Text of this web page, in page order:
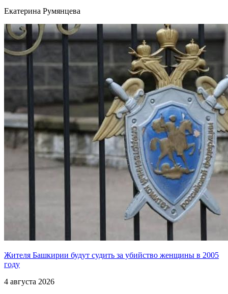
Екатерина Румянцева
Жителя Башкирии будут судить за убийство женщины в 2005
году
4 августа 2026